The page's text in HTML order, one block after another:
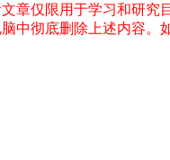
章仅限用于学习和研
中彻底删除上述内容